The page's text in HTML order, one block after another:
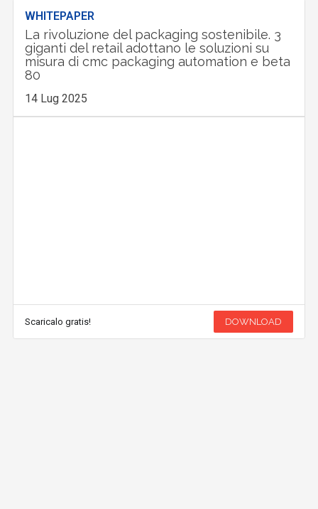
WHITEPAPER
La rivoluzione del packaging sostenibile. 3
giganti del retail adottano le soluzioni su
misura di cmc packaging automation e beta
80
14 Lug 2025
Scaricalo gratis! DOWNLOAD